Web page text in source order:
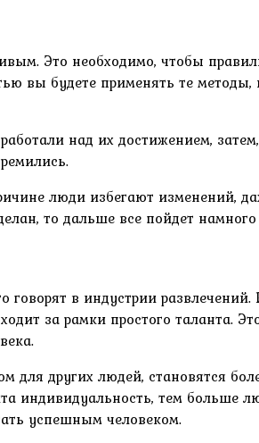
Это необходимо, чтобы
вы будете применять те
над их достижением,
люди избегают изменений,
то дальше все пойдет
в индустрии
за рамки простого таланта.
для других людей, становятся
индивидуальность, тем больше
успешным человеком.